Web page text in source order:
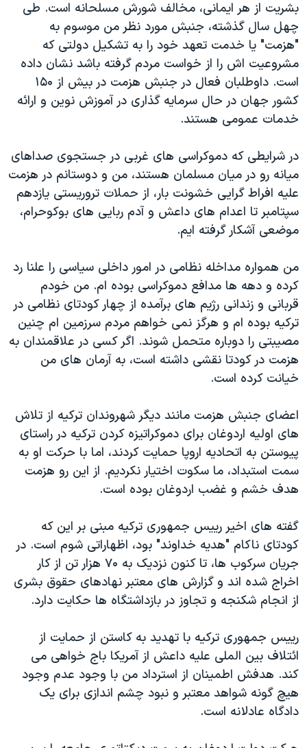
بشریت از هر ایمانی، مخالف شورش مسلحانه است. طی
چهل سال گذشته، جنبش مورد نظر من موسوم به
"هزمت" یا خدمت تعهد خود را به تشکیل دولتی که
مشروعیت اش را از خواست مردم گرفته باشد نشان داده
است. داوطلبان فعال در جنبش هزمت در بیش از ۱۵۰
کشور جهان در حال سرمایه گذاری در آموزش نوین و ارائه
خدمات عمومی هستند.
در شرایطی که دموکراسی های غربی در جستجوی صداهای
میانه رو در میان مسلمان هستند، من و دوستانم در هزمت
علیه افراط گرایی خشونت بار، از حملات تروریستی یازدهم
سپتامبر تا اعدام های داعش و آدم ربایی های بوکوحرام،
موضعی آشکار گرفته ایم.
من همواره مداخله نظامی در امور داخلی سیاسی را علنا رد
کرده و دهه ها مدافع دموکراسی بوده ام. من خودم
قربانی و زندانی رژیم های برآمده از چهار کودتای نظامی در
ترکیه بوده ام و هرگز نمی خواهم مردم سرزمین ام چنین
مصیبتی را دوباره متحمل شوند. اگر کسی در علاقمندان به
هزمت در کودتا نقشی داشته است، به آرمان های من
خیانت کرده است.
اعضای جنبش هزمت مانند دیگر شهروندان ترکیه از تلاش
های اولیه اردوغان برای دموکراتیزه کردن ترکیه در راستای
پیوستن به اتحادیه اروپا حمایت کردند، اما با حرکت او به
سمت استبداد، ما سکوت اختیار نکردیم. از این رو هزمت
هدف خشم و غضب اردوغان بوده است.
گفته های اخیر رییس جمهوری ترکیه مبنی بر این که
کودتای ناکام "هدیه خداوند" بود، اظهاراتی شوم است. در
جریان سرکوب ها، تا کنون نزدیک به ۷۰ هزار تن از کار
اخراج شده اند و گزارش های معتبر نهادهای حقوق بشری
از انجام شکنجه و تجاوز در بازداشتگاه ها حکایت دارد.
رییس جمهوری ترکیه با تهدید به کاستن از حمایت از
ائتلاف بین الملی علیه داعش از آمریکا باج خواهی می
کند. هدفش اطمینان از استرداد من با وجود عدم وجود
هیچ گونه شواهد معتبر و نبود چشم اندازی برای یک
دادگاه عادلانه است.